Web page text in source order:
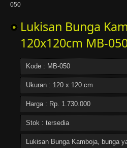
050
Lukisan Bunga
120x120cm MB-
Kode : MB-050
Ukuran : 120 x 120 cm
Harga : Rp. 1.730.000
Stok : tersedia
Lukisan Bunga Kamboja, bunga